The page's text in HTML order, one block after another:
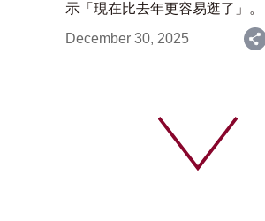
示「現在比去年更容易逛了」。
December 30, 2025